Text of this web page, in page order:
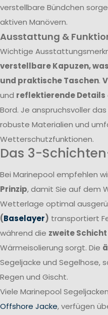
verstellbare Bündchen
aktiven Manövern.
Ausstattung &
Wichtige
verstellbare Kapuzen,
und praktische Taschen.
und reflektierende Details
Bord. Je anspruchsvoller
robuste Materialien und
Wetterschutzfunktionen.
Das 3-
Bei Marinepool empfehlen
Prinzip, damit Sie auf dem
Wetterlage optimal
(Baselayer) transportiert
während die zweite Schicht
Wärmeisolierung sorgt. Die
Segeljacke und Segelhose,
Regen und Gischt.
Viele Marinepool
Offshore Jacke, verfügen